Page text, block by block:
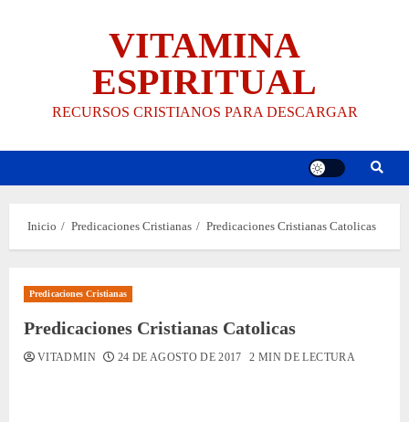
VITAMINA
ESPIRITUAL
RECURSOS CRISTIANOS PARA DESCARGAR
Inicio Predicaciones Cristianas Predicaciones Cristianas Catolicas
Predicaciones Cristianas
Predicaciones Cristianas Catolicas
VITADMIN 24 DE AGOSTO DE 2017 2 MIN DE LECTURA